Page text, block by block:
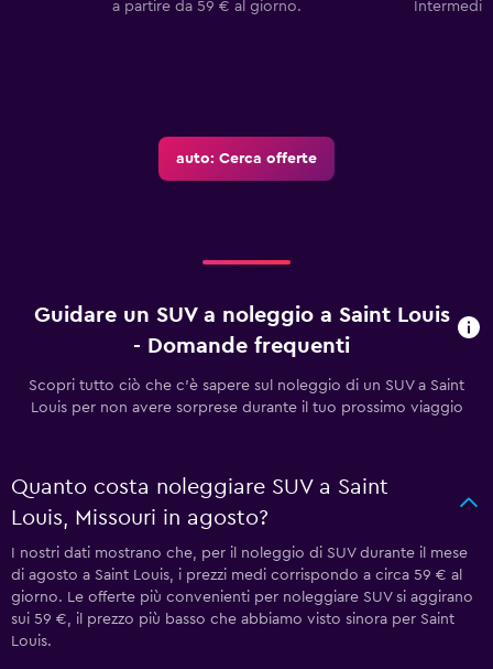
a partire da 59 € al giorno.
auto: Cerca offerte
Guidare un SUV a noleggio a Saint Louis
- Domande frequenti
Scopri tutto ciò che c'è sapere sul noleggio di un SUV a Saint
Louis per non avere sorprese durante il tuo prossimo viaggio
Quanto costa noleggiare SUV a Saint
Louis, Missouri in agosto?
I nostri dati mostrano che, per il noleggio di SUV durante il mese
di agosto a Saint Louis, i prezzi medi corrispondo a circa 59 € al
giorno. Le offerte più convenienti per noleggiare SUV si aggirano
sui 59 €, il prezzo più basso che abbiamo visto sinora per Saint
Louis.